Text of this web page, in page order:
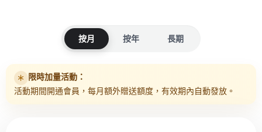
按月 按年 長期
限時加量活動：
活動期間開通會員，每月額外贈送額度，有效期內自動發放。